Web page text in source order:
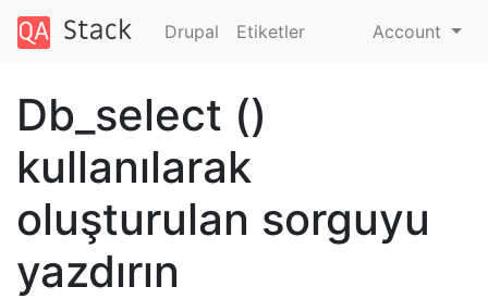
Drupal Etiketler Account
Db_select ()
kullanılarak
oluşturulan sorguyu
yazdırın